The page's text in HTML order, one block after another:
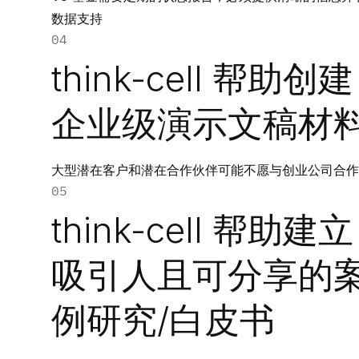
数据支持
04
think-cell 帮助创建
企业级演示文稿材
大型潜在客户和潜在合作伙伴可能不愿与创业公司合作
05
think-cell 帮助建立
吸引人且可分享的
例研究/白皮书